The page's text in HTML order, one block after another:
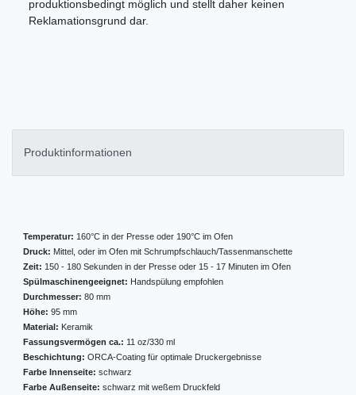
produktionsbedingt möglich und stellt daher keinen
Reklamationsgrund dar.
Produktinformationen
Temperatur: 160°C in der Presse oder 190°C im Ofen
Druck: Mittel, oder im Ofen mit Schrumpfschlauch/Tassenmanschette
Zeit: 150 - 180 Sekunden in der Presse oder 15 - 17 Minuten im Ofen
Spülmaschinengeeignet: Handspülung empfohlen
Durchmesser: 80 mm
Höhe: 95 mm
Material: Keramik
Fassungsvermögen ca.: 11 oz/330 ml
Beschichtung: ORCA-Coating für optimale Druckergebnisse
Farbe Innenseite: schwarz
Farbe Außenseite: schwarz mit weßem Druckfeld